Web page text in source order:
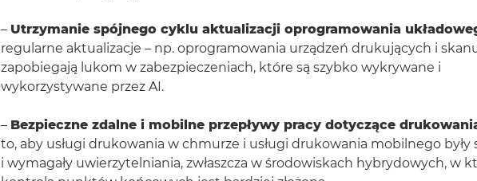
– Utrzymanie spójnego cyklu aktualizacji oprogramowania
regularne aktualizacje – np. oprogramowania urządzeń drukujących i
zapobiegają lukom w zabezpieczeniach, które są szybko wykrywane i
wykorzystywane przez AI.
– Bezpieczne zdalne i mobilne przepływy pracy dotyczące
to, aby usługi drukowania w chmurze i usługi drukowania mobilnego były
i wymagały uwierzytelniania, zwłaszcza w środowiskach hybrydowych, w